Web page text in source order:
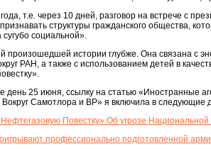
т.е. через 10 дней, разговор на встрече с
структуры гражданского общества,
социальной».
произошедшей истории глубже. Она связана с
РАН, а также с использованием детей в
день 25 июня, ссылку на статью «Иностранные
Вокруг Самотлора и ВP» я включила в следующие
Повестку».Об угрозе
профессионально подготовленной